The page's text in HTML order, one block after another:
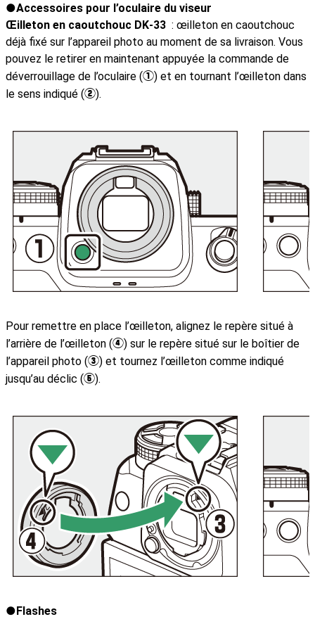
Accessoires pour l’oculaire du viseur
Œilleton en caoutchouc DK‑33 : œilleton en caoutchouc
déjà fixé sur l’appareil photo au moment de sa livraison. Vous
pouvez le retirer en maintenant appuyée la commande de
déverrouillage de l’oculaire (q) et en tournant l’œilleton dans
le sens indiqué (w).
Pour remettre en place l’œilleton, alignez le repère situé à
l’arrière de l’œilleton (r) sur le repère situé sur le boîtier de
l’appareil photo (e) et tournez l’œilleton comme indiqué
jusqu’au déclic (t).
Flashes